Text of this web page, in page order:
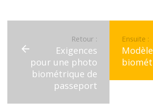
Retour :
Exigences
pour une photo
biométrique de
passeport
Ensuite :
Modèle